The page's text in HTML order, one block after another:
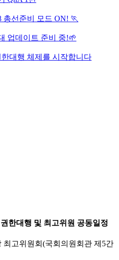
총선준비 모드 ON! 🏃
업데이트 준비 중!🌱
대행 체제를 시작합니다
한대행 및 최고위원 공동일정
최고위원회(국회의원회관 제5간